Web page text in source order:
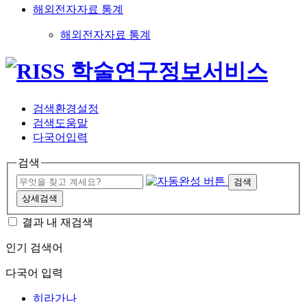
해외전자자료 통계
해외전자자료 통계
검색환경설정
검색도움말
다국어입력
검색
검색
상세검색
결과 내 재검색
인기 검색어
다국어 입력
히라가나